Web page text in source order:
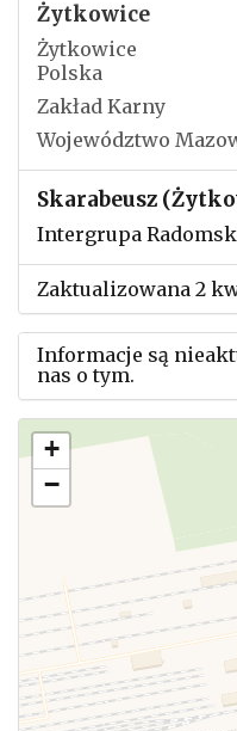
Żytkowice
Żytkowice
Polska
Zakład Karny
Województwo
Skarabeusz
Intergrupa
Zaktualizowana 2
Informacje są
nas o tym.
Użyj tego formularza
zmianach w
+
−